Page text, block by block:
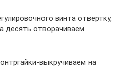
винта отвертку,
десять отворачиваем
выкручиваем на